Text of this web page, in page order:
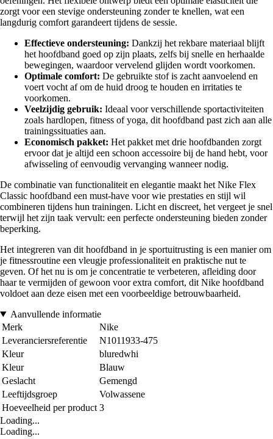
zorgt voor een stevige ondersteuning zonder te knellen, wat een
langdurig comfort garandeert tijdens de sessie.
Effectieve ondersteuning: Dankzij het rekbare materiaal blijft
het hoofdband goed op zijn plaats, zelfs bij snelle en herhaalde
bewegingen, waardoor vervelend glijden wordt voorkomen.
Optimale comfort: De gebruikte stof is zacht aanvoelend en
voert vocht af om de huid droog te houden en irritaties te
voorkomen.
Veelzijdig gebruik: Ideaal voor verschillende sportactiviteiten
zoals hardlopen, fitness of yoga, dit hoofdband past zich aan alle
trainingssituaties aan.
Economisch pakket: Het pakket met drie hoofdbanden zorgt
ervoor dat je altijd een schoon accessoire bij de hand hebt, voor
afwisseling of eenvoudig vervanging wanneer nodig.
De combinatie van functionaliteit en elegantie maakt het Nike Flex
Classic hoofdband een must-have voor wie prestaties en stijl wil
combineren tijdens hun trainingen. Licht en discreet, het vergeet je snel
terwijl het zijn taak vervult: een perfecte ondersteuning bieden zonder
beperking.
Het integreren van dit hoofdband in je sportuitrusting is een manier om
je fitnessroutine een vleugje professionaliteit en praktische nut te
geven. Of het nu is om je concentratie te verbeteren, afleiding door
haar te vermijden of gewoon voor extra comfort, dit Nike hoofdband
voldoet aan deze eisen met een voorbeeldige betrouwbaarheid.
Aanvullende informatie
Merk
Nike
Leveranciersreferentie
N1011933-475
Kleur
bluredwhi
Kleur
Blauw
Geslacht
Gemengd
Leeftijdsgroep
Volwassene
Hoeveelheid per product 3
Loading...
Loading...